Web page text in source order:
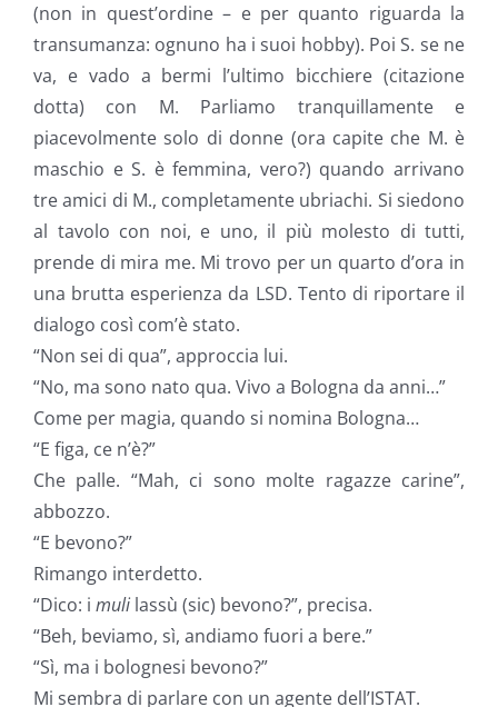
(non in quest’ordine – e per quanto riguarda la
transumanza: ognuno ha i suoi hobby). Poi S. se ne
va, e vado a bermi l’ultimo bicchiere (citazione
dotta) con M. Parliamo tranquillamente e
piacevolmente solo di donne (ora capite che M. è
maschio e S. è femmina, vero?) quando arrivano
tre amici di M., completamente ubriachi. Si siedono
al tavolo con noi, e uno, il più molesto di tutti,
prende di mira me. Mi trovo per un quarto d’ora in
una brutta esperienza da LSD. Tento di riportare il
dialogo così com’è stato.
“Non sei di qua”, approccia lui.
“No, ma sono nato qua. Vivo a Bologna da anni…”
Come per magia, quando si nomina Bologna…
“E figa, ce n’è?”
Che palle. “Mah, ci sono molte ragazze carine”,
abbozzo.
“E bevono?”
Rimango interdetto.
“Dico: i muli lassù (sic) bevono?”, precisa.
“Beh, beviamo, sì, andiamo fuori a bere.”
“Sì, ma i bolognesi bevono?”
Mi sembra di parlare con un agente dell’ISTAT.